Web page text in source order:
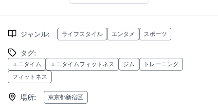
ジャンル: ライフスタイル エンタメ スポーツ
タグ:
エニタイム エニタイムフィットネス ジム
トレーニング
フィットネス
場所: 東京都新宿区